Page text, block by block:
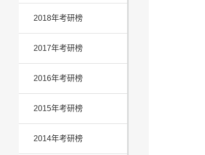
2018年考研榜
2017年考研榜
2016年考研榜
2015年考研榜
2014年考研榜